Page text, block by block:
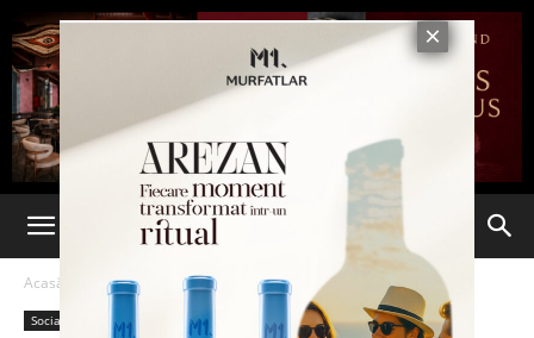
Acasă Social
Social